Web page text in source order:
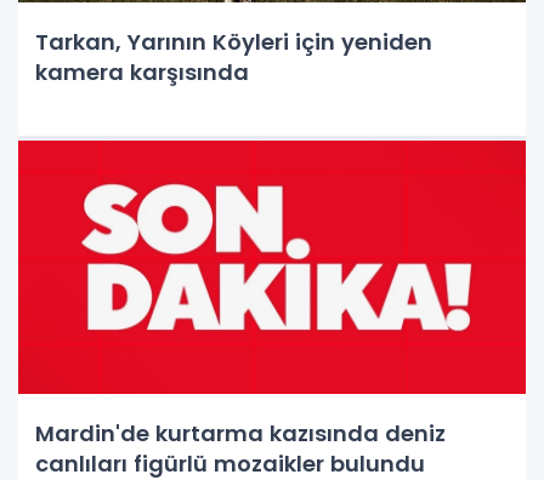
Tarkan, Yarının Köyleri için yeniden
kamera karşısında
Mardin'de kurtarma kazısında deniz
canlıları figürlü mozaikler bulundu